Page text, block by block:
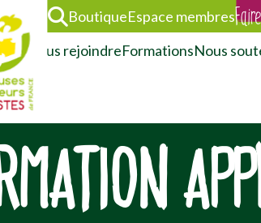
BoutiqueEspace membres
Nous rejoindreFormationsNous